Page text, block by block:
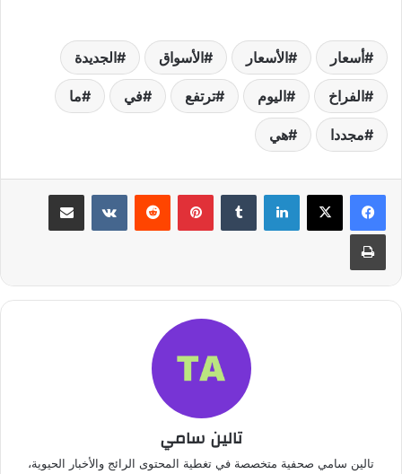
أسعار الأسعار الأسواق الجديدة
الفراخ اليوم ترتفع في ما
مجددا هي
لينكدإن بينتيريست مشاركة عبر البريد
طباعة
تالين سامي
تالين سامي صحفية متخصصة في تغطية المحتوى الرائج والأخبار الحيوية،